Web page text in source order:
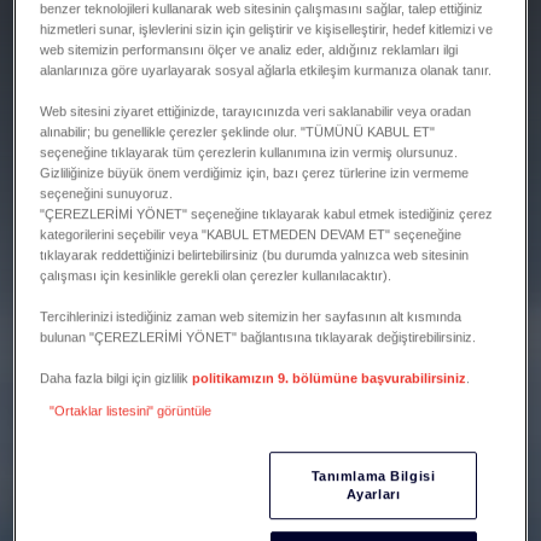
benzer teknolojileri kullanarak web sitesinin çalışmasını sağlar, talep ettiğiniz
hizmetleri sunar, işlevlerini sizin için geliştirir ve kişiselleştirir, hedef kitlemizi ve
web sitemizin performansını ölçer ve analiz eder, aldığınız reklamları ilgi
alanlarınıza göre uyarlayarak sosyal ağlarla etkileşim kurmanıza olanak tanır.
Web sitesini ziyaret ettiğinizde, tarayıcınızda veri saklanabilir veya oradan
alınabilir; bu genellikle çerezler şeklinde olur. "TÜMÜNÜ KABUL ET"
seçeneğine tıklayarak tüm çerezlerin kullanımına izin vermiş olursunuz.
Gizliliğinize büyük önem verdiğimiz için, bazı çerez türlerine izin vermeme
seçeneğini sunuyoruz.
"ÇEREZLERİMİ YÖNET" seçeneğine tıklayarak kabul etmek istediğiniz çerez
kategorilerini seçebilir veya "KABUL ETMEDEN DEVAM ET" seçeneğine
tıklayarak reddettiğinizi belirtebilirsiniz (bu durumda yalnızca web sitesinin
çalışması için kesinlikle gerekli olan çerezler kullanılacaktır).
Tercihlerinizi istediğiniz zaman web sitemizin her sayfasının alt kısmında
bulunan "ÇEREZLERİMİ YÖNET" bağlantısına tıklayarak değiştirebilirsiniz.
Daha fazla bilgi için gizlilikpolitikamızın 9. bölümüne başvurabilirsiniz
"Ortaklar listesini" görüntüle
Tanımlama Bilgisi
Ayarları